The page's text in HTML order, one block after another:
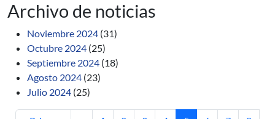
Archivo de noticias
Noviembre 2024 (31)
Octubre 2024 (25)
Septiembre 2024 (18)
Agosto 2024 (23)
Julio 2024 (25)